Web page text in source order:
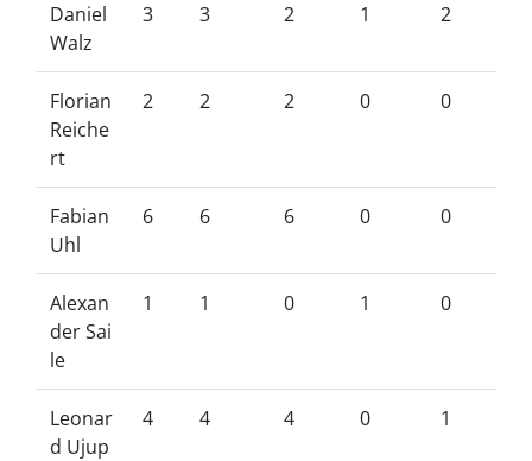
Daniel
Walz
3 3 2 1 2
Florian
Reiche
rt
2 2 2 0 0
Fabian
Uhl
6 6 6 0 0
Alexan
der Sai
le
1 1 0 1 0
Leonar
d Ujup
4 4 4 0 1